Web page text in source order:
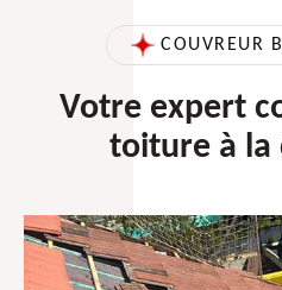
COUVREUR
Votre expert
toiture à la